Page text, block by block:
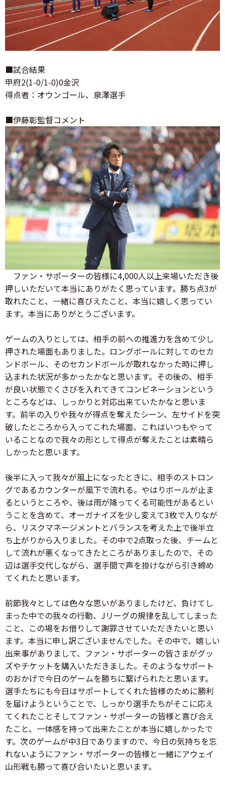
■試合結果
甲府2(1-0/1-0)0金沢
得点者：オウンゴール、泉澤選手
■伊藤彰監督コメント
ファン・サポーターの皆様に4,000人以上来場いただき後
押しいただいて本当にありがたく思っています。勝ち点3が
取れたこと、一緒に喜びえたこと、本当に嬉しく思ってい
ます。本当にありがとうございます。
ゲームの入りとしては、相手の前への推進力を含めて少し
押された場面もありました。ロングボールに対してのセカ
ンドボール、そのセカンドボールが取れなかった時に押し
込まれた状況が多かったかなと思います。その後の、相手
が良い状態でくさびを入れてきてコンビネーションという
ところなどは、しっかりと対応出来ていたかなと思いま
す。前半の入りや我々が得点を奪えたシーン、左サイドを突
破したところから入ってこれた場面、これはいつもやって
いることなので我々の形として得点が奪えたことは素晴ら
しかったと思います。
後半に入って我々が風上になったときに、相手のストロン
グであるカウンターが風下で流れる。やはりボールが止ま
るというところや、後は雨が降ってくる可能性があるとい
うことを含めて、オーガナイズを少し変えて3枚で入りなが
ら、リスクマネージメントとバランスを考えた上で後半立
ち上がりから入りました。その中で2点取った後、チームと
して流れが悪くなってきたところがありましたので、その
辺は選手交代しながら、選手間で声を掛けながら引き締め
てくれたと思います。
前節我々としては色々な思いがありましたけど、負けてし
まった中での我々の行動、Jリーグの規律を乱してしまった
こと、この場をお借りして謝罪させていただきたいと思い
ます。本当に申し訳ございませんでした。その中で、嬉しい
出来事がありまして、ファン・サポーターの皆さまがグッ
ズやチケットを購入いただきました。そのようなサポート
のおかげで今日のゲームを勝ちに繋げられたと思います。
選手たちにも今日はサポートしてくれた皆様のために勝利
を届けようということで、しっかり選手たちがそこに応え
てくれたことそしてファン・サポーターの皆様と喜び合え
たこと、一体感を持って出来たことが本当に嬉しかったで
す。次のゲームが中3日でありますので、今日の気持ちを忘
れないようにファン・サポーターの皆様と一緒にアウェイ
山形戦も勝って喜び合いたいと思います。